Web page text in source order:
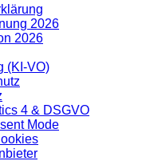
2026
2026
(KI-VO)
4 & DSGVO
Mode